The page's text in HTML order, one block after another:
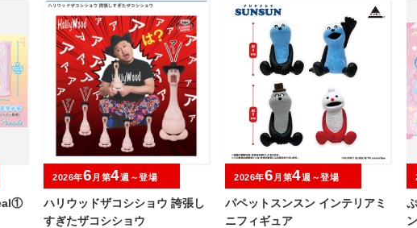
ハリウッドザコシショウ 誇張し
すぎたザコシショウ
2026年6 月第4週～登場
パペットスンスン インテリアミ
ニフィギュア
2026年6 月第4週～登場